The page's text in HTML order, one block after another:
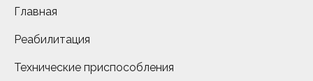
Главная
Реабилитация
Технические приспособления